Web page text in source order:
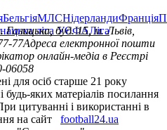
БельгіяМЛСНідерландиФранція
ліга УЄФАЛіга
Галицька, буд. 15, м. Львів,
77Адреса електронної пошти
онлайн-медіа в Реєстрі
06058
для осіб старше 21 року
яких матеріалів посилання
цитуванні і використанні в
на сайт
football24.ua